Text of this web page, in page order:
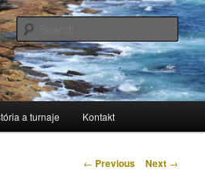
Bystrica
a turnaje Kontakt
Post
← Previous Next →